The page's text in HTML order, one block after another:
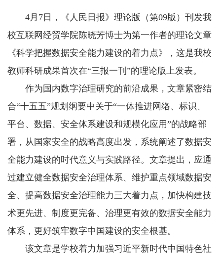
4月7日，《人民日报》理论版（第09版）刊发我
校互联网经贸学院陈晓芳博士为第一作者的理论文章
《科学把握数据安全能力建设的着力点》，这是我校
教师科研成果首次在“三报一刊”的理论版上发表。
作为国内数字治理研究的前沿成果，文章紧密结
合“十五五”规划纲要中关于“一体推进网络、标识、
平台、数据、安全体系建设和规模化应用”的战略部
署，从国家安全的战略高度出发，系统阐述了数据安
全能力建设的时代意义与实践路径。文章提出，应通
过建立健全数据安全治理体系、维护重点领域数据安
全、提高数据安全治理能力三大着力点，加快构建技
术更先进、制度更完备、治理更有效的数据安全能力
体系，更好筑牢数字中国建设的安全根基。
该文章是学校着力加强习近平新时代中国特色社